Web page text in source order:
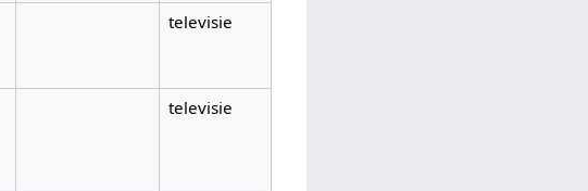
televisie
televisie